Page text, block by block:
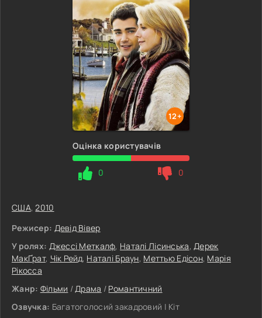
12+
Оцінка користувачів
0 0
США,2010
Режисер: Девід Вівер
У ролях: Джессі Меткалф, Наталі Лісинська,Дерек
МакҐрат, Чік Рейд, Наталі Браун, Меттью Едісон, Марія
Рікосса
Жанр: Фільми /Драма / Романтичний
Озвучка: Багатоголосий закадровий | Кіт